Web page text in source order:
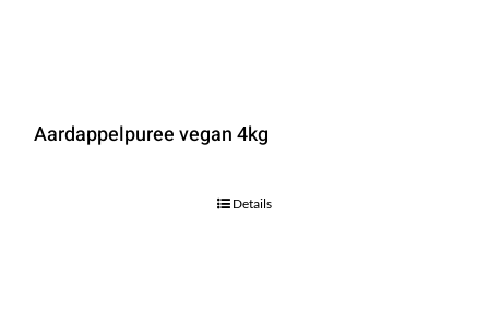
Aardappelpuree vegan 4kg
Details